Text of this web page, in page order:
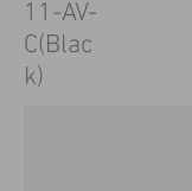
11-AV-
C(Blac
k)